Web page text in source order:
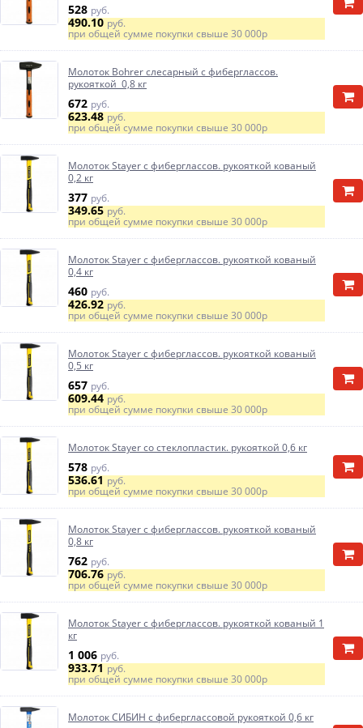
528 руб.
490.10руб.
при общей сумме покупки свыше 30 000р
Молоток Bohrer слесарный с фиберглассов.
рукояткой 0,8 кг
672 руб.
623.48руб.
при общей сумме покупки свыше 30 000р
Молоток Stayer с фиберглассов. рукояткой кованый
0,2 кг
377 руб.
349.65руб.
при общей сумме покупки свыше 30 000р
Молоток Stayer с фиберглассов. рукояткой кованый
0,4 кг
460 руб.
426.92руб.
при общей сумме покупки свыше 30 000р
Молоток Stayer с фиберглассов. рукояткой кованый
0,5 кг
657 руб.
609.44руб.
при общей сумме покупки свыше 30 000р
Молоток Stayer со стеклопластик. рукояткой 0,6 кг
578 руб.
536.61руб.
при общей сумме покупки свыше 30 000р
Молоток Stayer с фиберглассов. рукояткой кованый
0,8 кг
762 руб.
706.76руб.
при общей сумме покупки свыше 30 000р
Молоток Stayer с фиберглассов. рукояткой кованый 1
кг
1 006 руб.
933.71руб.
при общей сумме покупки свыше 30 000р
Молоток СИБИН с фиберглассовой рукояткой 0,6 кг